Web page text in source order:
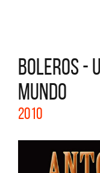
BOLEROS -
MUNDO
2010